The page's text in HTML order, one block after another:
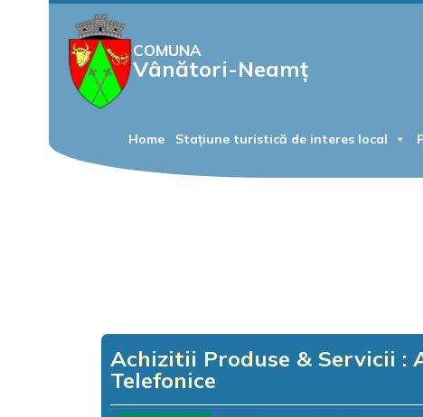
COMUNA
Vânători-Neamț
Home Stațiune turistică de interes local
Achizitii Produse & Servicii :
Telefonice